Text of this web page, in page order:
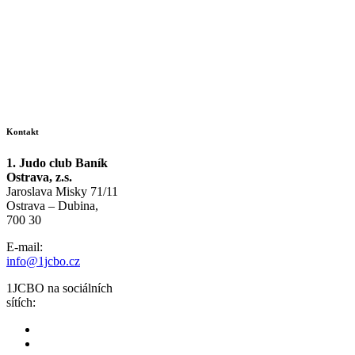
Kontakt
1. Judo club Baník
Ostrava, z.s.
Jaroslava Misky 71/11
Ostrava – Dubina,
700 30
E-mail:
info@1jcbo.cz
1JCBO na sociálních
sítích: